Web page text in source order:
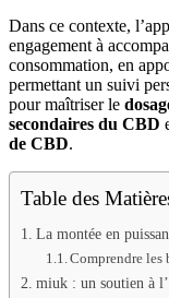
Dans ce contexte,
engagement à
consommation, en
permettant un suivi
pour maîtriser le
secondaires du CBD
de CBD.
Table des
La montée en
Comprendre les
miuk : un soutien à